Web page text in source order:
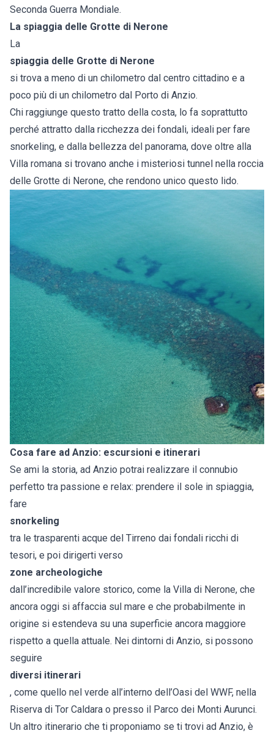
Seconda Guerra Mondiale.
La spiaggia delle Grotte di Nerone
La
spiaggia delle Grotte di Nerone
si trova a meno di un chilometro dal centro cittadino e a
poco più di un chilometro dal Porto di Anzio.
Chi raggiunge questo tratto della costa, lo fa soprattutto
perché attratto dalla ricchezza dei fondali, ideali per fare
snorkeling, e dalla bellezza del panorama, dove oltre alla
Villa romana si trovano anche i misteriosi tunnel nella roccia
delle Grotte di Nerone, che rendono unico questo lido.
Cosa fare ad Anzio: escursioni e itinerari
Se ami la storia, ad Anzio potrai realizzare il connubio
perfetto tra passione e relax: prendere il sole in spiaggia,
fare
snorkeling
tra le trasparenti acque del Tirreno dai fondali ricchi di
tesori, e poi dirigerti verso
zone archeologiche
dall’incredibile valore storico, come la Villa di Nerone, che
ancora oggi si affaccia sul mare e che probabilmente in
origine si estendeva su una superficie ancora maggiore
rispetto a quella attuale. Nei dintorni di Anzio, si possono
seguire
diversi itinerari
, come quello nel verde all’interno dell’Oasi del WWF, nella
Riserva di Tor Caldara o presso il Parco dei Monti Aurunci.
Un altro itinerario che ti proponiamo se ti trovi ad Anzio, è